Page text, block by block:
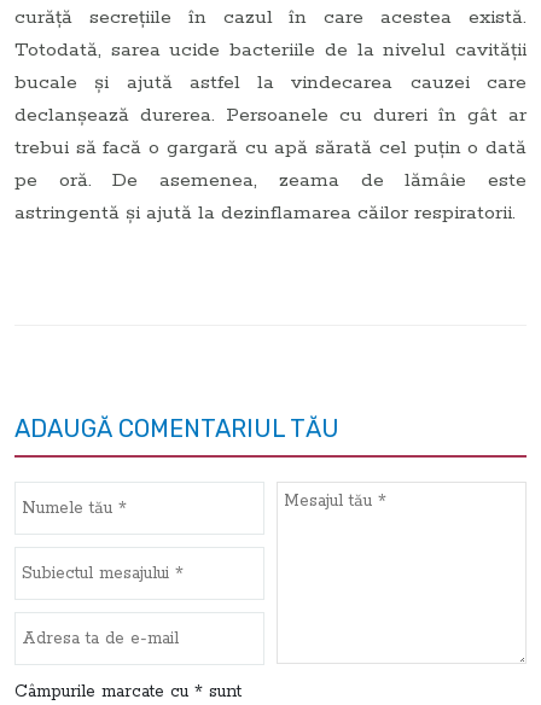
curăță secrețiile în cazul în care acestea există.
Totodată, sarea ucide bacteriile de la nivelul cavității
bucale și ajută astfel la vindecarea cauzei care
declanșează durerea. Persoanele cu dureri în gât ar
trebui să facă o gargară cu apă sărată cel puțin o dată
pe oră. De asemenea, zeama de lămâie este
astringentă și ajută la dezinflamarea căilor respiratorii.
ADAUGĂ COMENTARIUL TĂU
Câmpurile marcate cu * sunt